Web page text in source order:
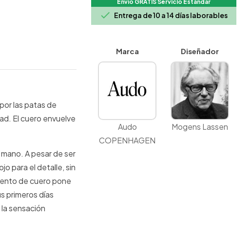
las patas de
El cuero envuelve
A pesar de ser
para el detalle, sin
de cuero pone
primeros días
sensación
Envío GRATIS Servicio Estándar
 Entrega de 10 a 14 días laborables
Marca
Audo
COPENHAGEN
Diseñador
Mogens Lassen